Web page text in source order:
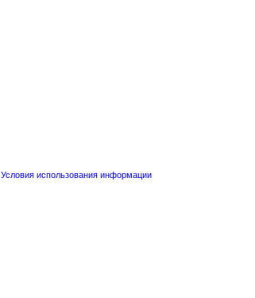
Условия использования информации